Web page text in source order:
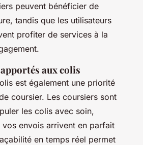
peuvent bénéficier de
tandis que les utilisateurs
profiter de services à la
aux colis
est également une priorité
coursier. Les coursiers sont
les colis avec soin,
vos envois arrivent en parfait
en temps réel permet